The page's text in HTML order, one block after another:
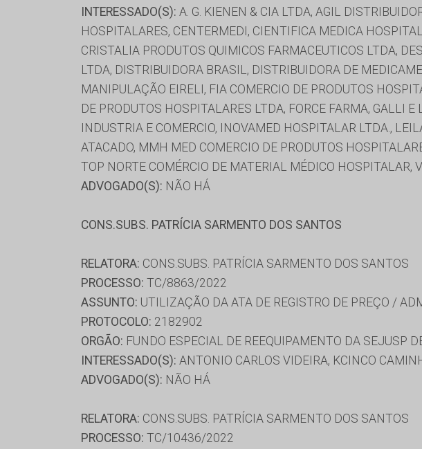
INTERESSADO(S): A. G. KIENEN & CIA LTDA, AGIL
HOSPITALARES, CENTERMEDI, CIENTIFICA MEDICA
CRISTALIA PRODUTOS QUIMICOS FARMACEUTICOS LTDA,
LTDA, DISTRIBUIDORA BRASIL, DISTRIBUIDORA DE
MANIPULAÇÃO EIRELI, FIA COMERCIO DE PRODUTOS
DE PRODUTOS HOSPITALARES LTDA, FORCE FARMA, GALLI
INDUSTRIA E COMERCIO, INOVAMED HOSPITALAR LTDA.,
ATACADO, MMH MED COMERCIO DE PRODUTOS
TOP NORTE COMÉRCIO DE MATERIAL MÉDICO
ADVOGADO(S): NÃO HÁ
CONS.SUBS. PATRÍCIA SARMENTO DOS SANTOS
RELATORA: CONS.SUBS. PATRÍCIA SARMENTO DOS SANTOS
PROCESSO: TC/8863/2022
ASSUNTO: UTILIZAÇÃO DA ATA DE REGISTRO DE PREÇO /
PROTOCOLO: 2182902
ORGÃO: FUNDO ESPECIAL DE REEQUIPAMENTO DA SEJUSP
INTERESSADO(S): ANTONIO CARLOS VIDEIRA, KCINCO
ADVOGADO(S): NÃO HÁ
RELATORA: CONS.SUBS. PATRÍCIA SARMENTO DOS SANTOS
PROCESSO: TC/10436/2022